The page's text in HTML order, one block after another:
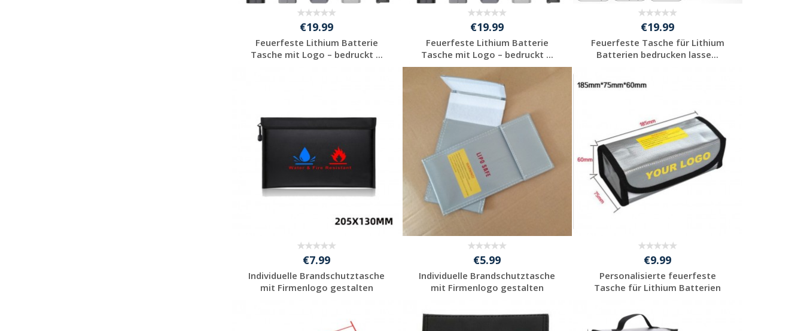
€19.99
Feuerfeste Lithium Batterie
Tasche mit Logo – bedruckt ...
€19.99
Feuerfeste Lithium Batterie
Tasche mit Logo – bedruckt ...
Jetzt Angebot
anfordern
€19.99
Feuerfeste Tasche für Lithium
Batterien bedrucken lasse...
Jetzt Angebot
anfordern
€7.99
Individuelle Brandschutztasche
mit Firmenlogo gestalten
€5.99
Individuelle Brandschutztasche
mit Firmenlogo gestalten
Jetzt Angebot
€9.99
Personalisierte feuerfeste
Tasche für Lithium Batterien
Jetzt Angebot
anfordern